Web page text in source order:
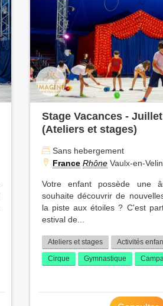
Stage Vacances -
(Ateliers et stages)
Sans hebergement
France Rhône Vaulx-en-Velin
Votre enfant possède une
souhaite découvrir de
la piste aux étoiles ? C'est
estival de...
Ateliers et stages
Activités
Cirque
Gymnastique